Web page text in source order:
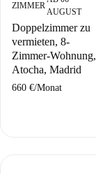
ZIMMER
AUGUST
Doppelzimmer zu
vermieten, 8-
Zimmer-Wohnung,
Atocha, Madrid
660 €/Monat